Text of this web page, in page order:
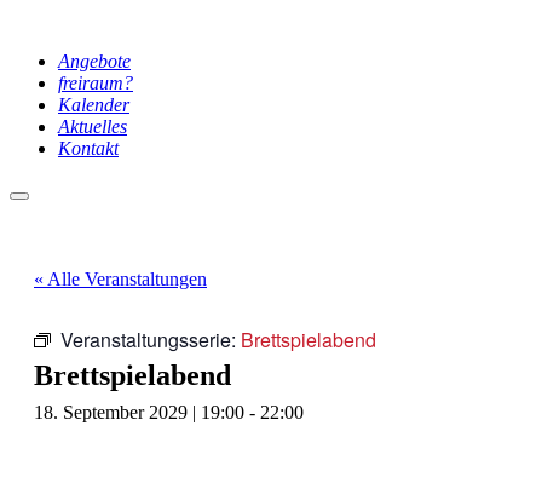
Angebote
freiraum?
Kalender
Aktuelles
Kontakt
Hauptmenü
« Alle Veranstaltungen
Veranstaltungsserie: Brettspielabend
Brettspielabend
18. September 2029 | 19:00 - 22:00